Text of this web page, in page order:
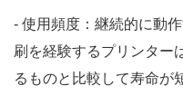
- 使用頻度：継続的に動
刷を経験するプリンター
るものと比較して寿命が